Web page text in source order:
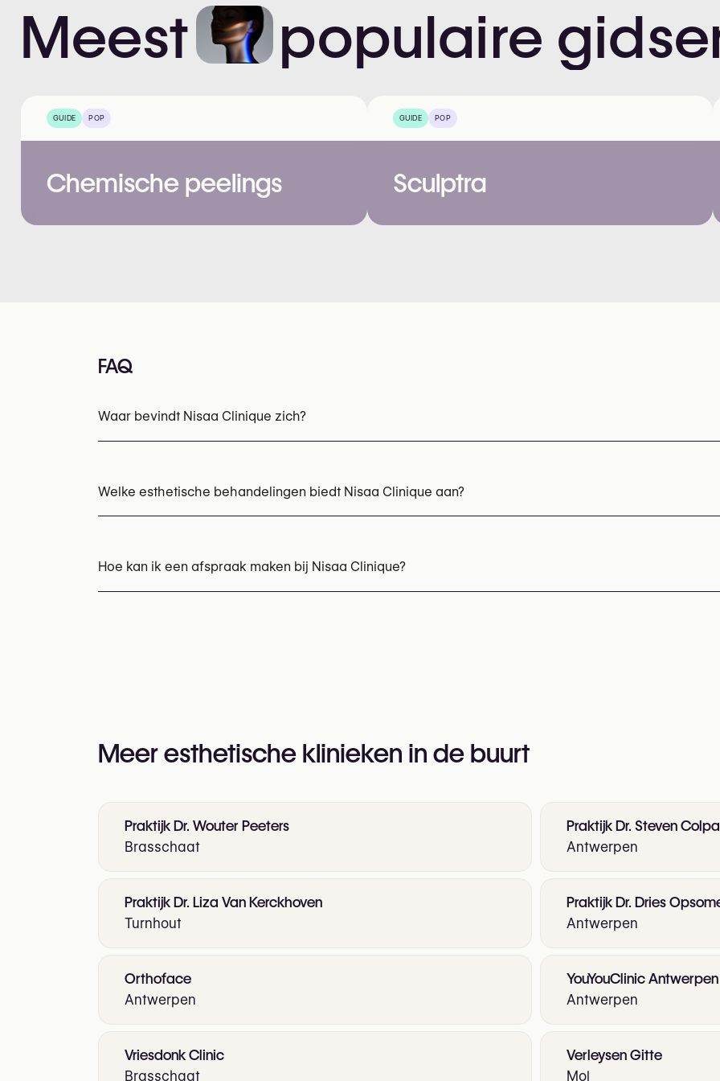
Meest populaire
GUIDE POP
Chemische peelings
GUIDE POP
Sculptra
FAQ
Waar bevindt Nisaa Clinique zich?
Welke esthetische behandelingen biedt Nisaa Clinique aan?
Skinboosters Vaginale verstrakking
Hoe kan ik een afspraak maken bij Nisaa Clinique?
Meer esthetische klinieken in de buurt
Praktijk Dr. Wouter Peeters
Brasschaat
Praktijk Dr. Steven
Antwerpen
Praktijk Dr. Liza Van Kerckhoven
Turnhout
Praktijk Dr. Dries
Antwerpen
Orthoface
Antwerpen
YouYouClinic Antwerpen
Antwerpen
Vriesdonk Clinic
Brasschaat
Verleysen Gitte
Mol